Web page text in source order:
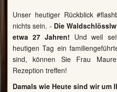
Unser heutiger Rückblick
nichts sein. - Die
etwa 27 Jahren! Und weil
heutigen Tag ein
sind, können Sie Frau
Rezeption treffen!
Damals wie Heute sind wir um